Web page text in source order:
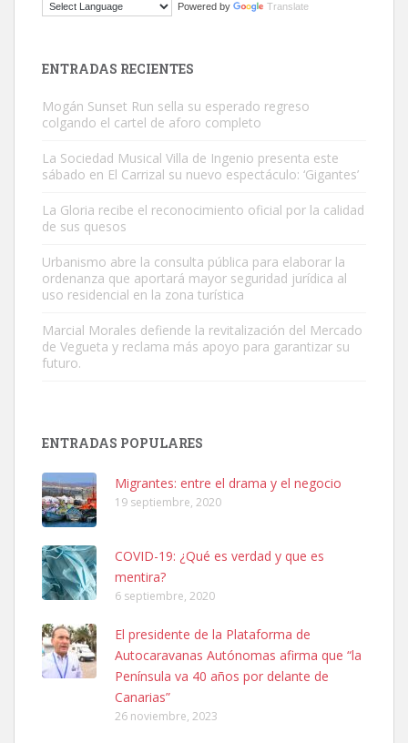
Este gato macho ha aparecido en la calle hace menos de un mes,
Adopción urgente
Busco adopción responsable para mi perra. Pastor alemán,
Leales.org » Gran Canaria | 6.7.2025
Leales.org » Gran Canaria
Ninfa perdida
El día 5 se los perdió una ninfa papillera, asustada tiene miedo a la
calle, se perdió por la zon...
Leales.org » Gran Canaria
6.7.2025
Powered by Translate
ENTRADAS RECIENTES
Mogán Sunset Run sella su esperado regreso
colgando el cartel de aforo completo
La Sociedad Musical Villa de Ingenio presenta este
sábado en El Carrizal su nuevo espectáculo: ‘Gigantes’
La Gloria recibe el reconocimiento oficial por la calidad
de sus quesos
Urbanismo abre la consulta pública para elaborar la
ordenanza que aportará mayor seguridad jurídica al
uso residencial en la zona turística
Marcial Morales defiende la revitalización del Mercado
de Vegueta y reclama más apoyo para garantizar su
futuro.
ENTRADAS POPULARES
Migrantes: entre el drama y el negocio
19 septiembre, 2020
COVID-19: ¿Qué es verdad y que es
mentira?
6 septiembre, 2020
El presidente de la Plataforma de
Autocaravanas Autónomas afirma que “la
Península va 40 años por delante de
Canarias”
26 noviembre, 2023